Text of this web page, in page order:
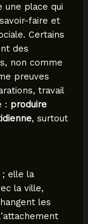
une place qui
faire et
Certains
des
non comme
preuves
travail
: produire
, surtout
; elle la
la ville,
les